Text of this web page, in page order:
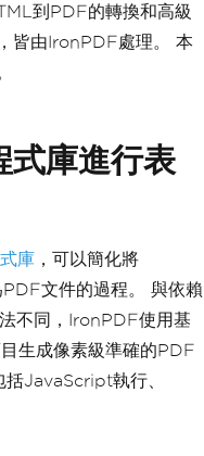
到PDF的轉換和高級
皆由IronPDF處理。 本
式庫進行表
庫 ，可以簡化將
文件的過程。 與依賴
不同，IronPDF使用基
生成像素級準確的PDF
JavaScript執行、